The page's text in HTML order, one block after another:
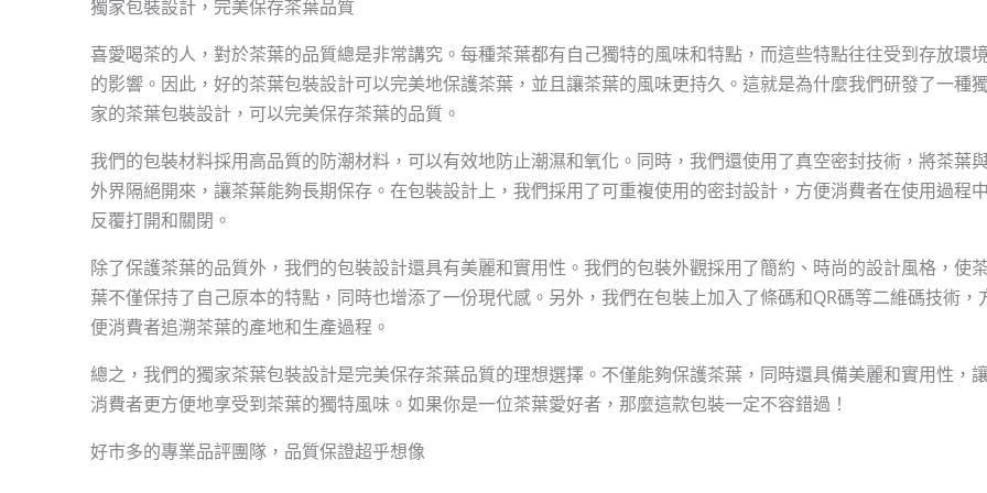
獨家包裝設計，完美保存茶葉品質
喜愛喝茶的人，對於茶葉的品質總是非常講究。每種茶葉都有自己獨特的風味和特點，而這些特點往往受到存放環境
的影響。因此，好的茶葉包裝設計可以完美地保護茶葉，並且讓茶葉的風味更持久。這就是為什麼我們研發了一種獨
家的茶葉包裝設計，可以完美保存茶葉的品質。
我們的包裝材料採用高品質的防潮材料，可以有效地防止潮濕和氧化。同時，我們還使用了真空密封技術，將茶葉
外界隔絕開來，讓茶葉能夠長期保存。在包裝設計上，我們採用了可重複使用的密封設計，方便消費者在使用過程中
反覆打開和關閉。
除了保護茶葉的品質外，我們的包裝設計還具有美麗和實用性。我們的包裝外觀採用了簡約、時尚的設計風格，使茶
葉不僅保持了自己原本的特點，同時也增添了一份現代感。另外，我們在包裝上加入了條碼和QR碼等二維碼技術，
便消費者追溯茶葉的產地和生產過程。
總之，我們的獨家茶葉包裝設計是完美保存茶葉品質的理想選擇。不僅能夠保護茶葉，同時還具備美麗和實用性，
消費者更方便地享受到茶葉的獨特風味。如果你是一位茶葉愛好者，那麼這款包裝一定不容錯過！
好市多的專業品評團隊，品質保證超乎想像